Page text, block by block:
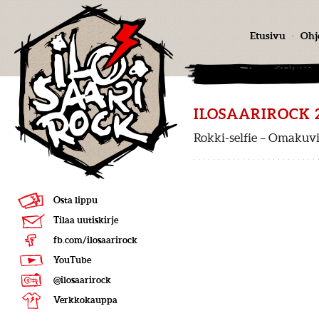
Etusivu ·
ILOSAARIROCK
Rokki-selfie –
Osta lippu
Tilaa uutiskirje
fb.com/ilosaarirock
YouTube
@ilosaarirock
Verkkokauppa